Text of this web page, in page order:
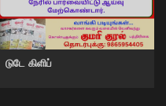
டுடே கிளிப்